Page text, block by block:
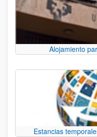
Alojamiento
Estancias